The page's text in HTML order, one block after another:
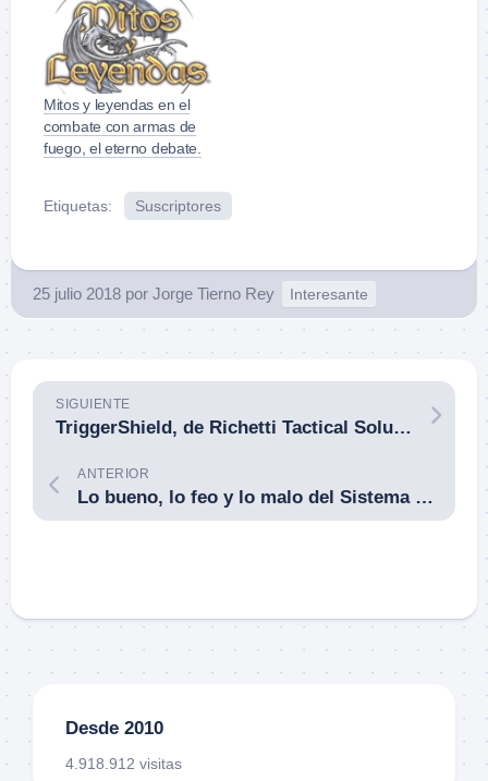
Mitos y leyendas en el
combate con armas de
fuego, el eterno debate.
Etiquetas: Suscriptores
25 julio 2018 por Jorge Tierno Rey Interesante
SIGUIENTE
TriggerShield, de Richetti Tactical Solutions, cubredisparador para fusil, ¿una solución a un problema que no existe?
ANTERIOR
Lo bueno, lo feo y lo malo del Sistema de Respuesta al Estrés del cuerpo. Por Dr. Dan Pronk.
Desde 2010
4.918.912 visitas